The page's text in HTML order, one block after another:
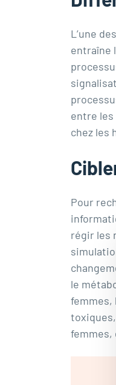
L’une
entraîne
entre
chez les
Pour
régir les
le
femmes,
femmes,